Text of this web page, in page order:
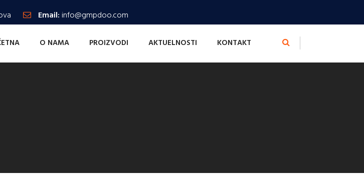
Email:info@gmpdoo.com
O NAMA PROIZVODI AKTUELNOSTI KONTAKT